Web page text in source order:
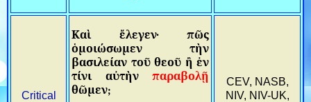
Critical
Καὶ ἔλεγεν· πῶς
ὁμοιώσωμεν τὴν
βασιλείαν τοῦ θεοῦ ἢ ἐν
τίνι αὐτὴν παραβολῇ
θῶμεν;
CEV, NASB,
NIV, NIV-UK,